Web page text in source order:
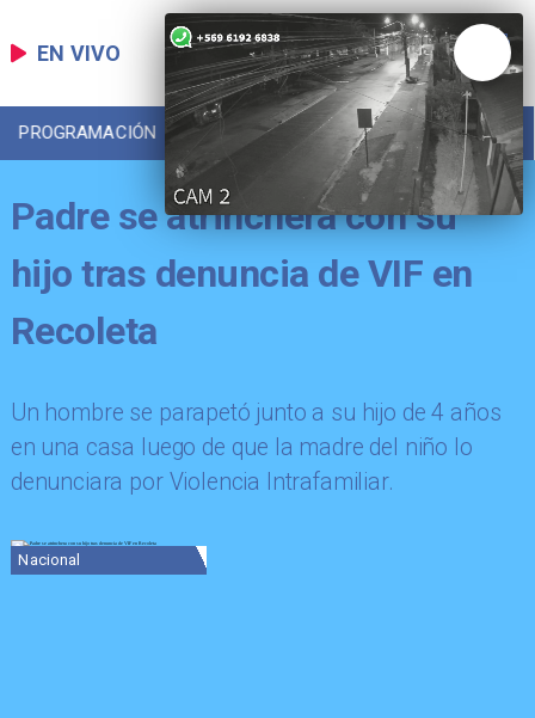
EN VIVO
PROGRAMACIÓN LOCAL DEPORTES
Padre se atrinchera con su
hijo tras denuncia de VIF en
Recoleta
Un hombre se parapetó junto a su hijo de 4 años
en una casa luego de que la madre del niño lo
denunciara por Violencia Intrafamiliar.
Nacional